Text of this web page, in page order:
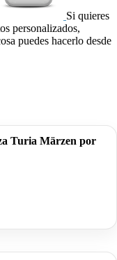
Si quieres
personalizados,
puedes hacerlo desde
Turia Märzen por